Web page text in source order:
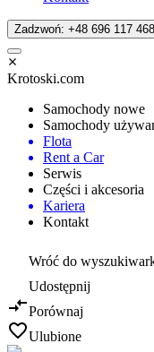
Zadzwoń: +48 696 117 468
Krotoski.com
Samochody nowe
Samochody
Flota
Rent a Car
Serwis
Części i akcesoria
Kariera
Kontakt
Wróć do
Udostępnij
Porównaj
Ulubione